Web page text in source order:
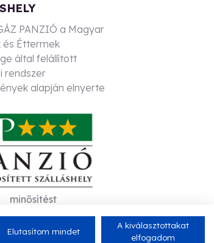
PANZIÓ a Magyar
és Éttermek
által felállított
rendszer
alapján elnyerte
minősítést
Elutasítom mindet
A kiválasztottakat
elfogadom